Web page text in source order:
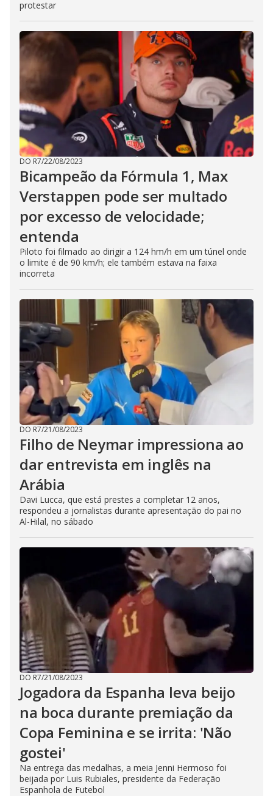
protestar
DO R7/22/08/2023
Bicampeão da Fórmula 1, Max
Verstappen pode ser multado
por excesso de velocidade;
entenda
Piloto foi filmado ao dirigir a 124 hm/h em um túnel onde
o limite é de 90 km/h; ele também estava na faixa
incorreta
DO R7/21/08/2023
Filho de Neymar impressiona ao
dar entrevista em inglês na
Arábia
Davi Lucca, que está prestes a completar 12 anos,
respondeu a jornalistas durante apresentação do pai no
Al-Hilal, no sábado
DO R7/21/08/2023
Jogadora da Espanha leva beijo
na boca durante premiação da
Copa Feminina e se irrita: 'Não
gostei'
Na entrega das medalhas, a meia Jenni Hermoso foi
beijada por Luis Rubiales, presidente da Federação
Espanhola de Futebol